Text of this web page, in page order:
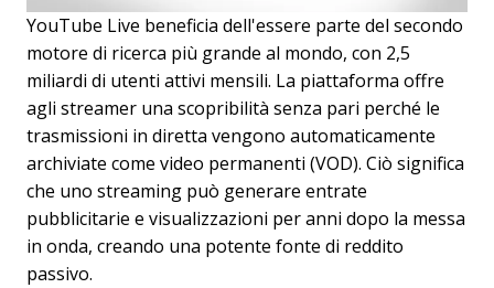
YouTube Live beneficia dell'essere parte del secondo
motore di ricerca più grande al mondo, con 2,5
miliardi di utenti attivi mensili. La piattaforma offre
agli streamer una scopribilità senza pari perché le
trasmissioni in diretta vengono automaticamente
archiviate come video permanenti (VOD). Ciò significa
che uno streaming può generare entrate
pubblicitarie e visualizzazioni per anni dopo la messa
in onda, creando una potente fonte di reddito
passivo.